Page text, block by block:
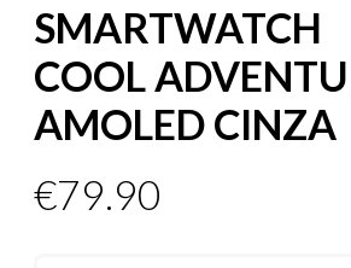
SMARTWATCH
COOL
AMOLED CINZA
€79.90